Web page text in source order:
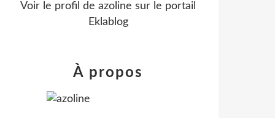
Voir le profil de azoline sur le portail
Eklablog
À propos